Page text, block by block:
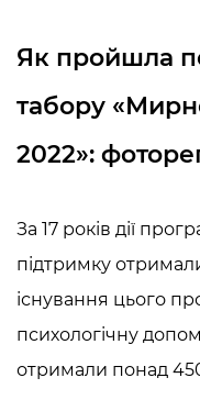
Як пройшла
табору
2022»:
За 17 років дії
підтримку
існування цього
психологічну
отримали понад